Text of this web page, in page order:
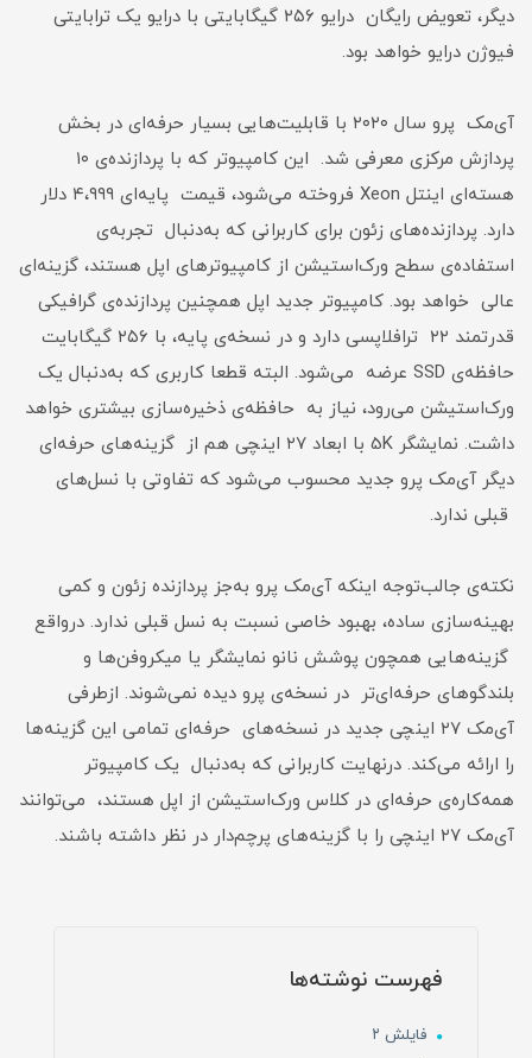
دیگر، تعویض رایگان درایو ۲۵۶ گیگابایتی با درایو یک ترابایتی
فیوژن درایو خواهد بود.
آی‌مک پرو سال ۲۰۲۰ با قابلیت‌هایی بسیار حرفه‌ای در بخش
پردازش مرکزی معرفی شد. این کامپیوتر که با پردازنده‌ی ۱۰
هسته‌ای اینتل Xeon فروخته می‌شود، قیمت پایه‌ای ۴،۹۹۹ دلار
دارد. پردازنده‌های زئون برای کاربرانی که به‌دنبال تجربه‌ی
استفاده‌ی سطح ورک‌استیشن از کامپیوترهای اپل هستند، گزینه‌ای
عالی خواهد بود. کامپیوتر جدید اپل همچنین پردازنده‌ی گرافیکی
قدرتمند ۲۲ ترافلاپسی دارد و در نسخه‌ی پایه، با ۲۵۶ گیگابایت
حافظه‌ی SSD عرضه می‌شود. البته قطعا کاربری که به‌دنبال یک
ورک‌استیشن می‌رود، نیاز به حافظه‌ی ذخیره‌سازی بیشتری خواهد
داشت. نمایشگر 5K با ابعاد ۲۷ اینچی هم از گزینه‌های حرفه‌ای
دیگر آی‌مک پرو جدید محسوب می‌شود که تفاوتی با نسل‌های
قبلی ندارد.
نکته‌ی جالب‌توجه اینکه آی‌مک پرو به‌جز پردازنده‌ زئون و کمی
بهینه‌سازی ساده، بهبود خاصی نسبت به نسل قبلی ندارد. درواقع
گزینه‌هایی همچون پوشش نانو نمایشگر یا میکروفن‌ها و
بلندگوهای حرفه‌ای‌تر در نسخه‌ی پرو دیده نمی‌شوند. ازطرفی
آی‌مک ۲۷ اینچی جدید در نسخه‌های حرفه‌ای تمامی این گزینه‌ها
را ارائه می‌کند. درنهایت کاربرانی که به‌دنبال یک کامپیوتر
همه‌کاره‌ی حرفه‌ای در کلاس ورک‌استیشن از اپل هستند، می‌توانند
آی‌مک ۲۷ اینچی را با گزینه‌های پرچم‌دار در نظر داشته باشند.
فهرست نوشته‌ها
فایلش ۲